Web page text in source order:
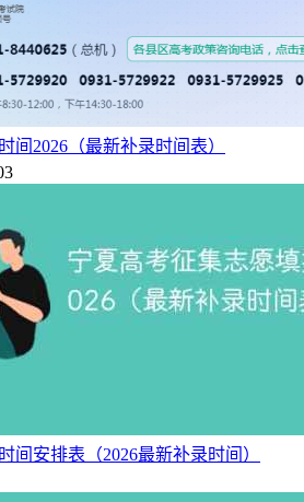
间2026（最新补录时间表）
间安排表（2026最新补录时间）